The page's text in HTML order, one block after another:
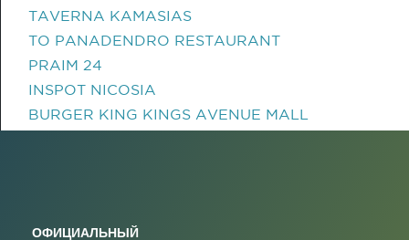
TAVERNA KAMASIAS
TO PANADENDRO RESTAURANT
PRAIM 24
INSPOT NICOSIA
BURGER KING KINGS AVENUE MALL
ОФИЦИАЛЬНЫЙ